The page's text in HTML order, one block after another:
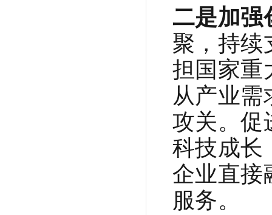
二是加强
聚，持
担国家重
从产业
攻关。促
科技成长
企业直
服务。